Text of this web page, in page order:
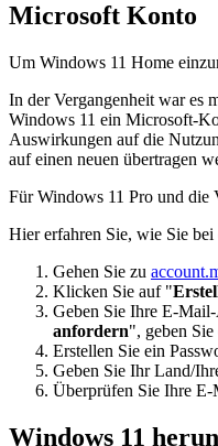
Microsoft Konto
Um Windows 11 Home
In der Vergangenheit war es
Windows 11 ein Microsoft-
Auswirkungen auf die
auf einen neuen übertragen
Für Windows 11 Pro und die
Hier erfahren Sie, wie Sie
Gehen Sie zu
Klicken Sie auf "
Geben Sie Ihre E-
anfordern", geben
Erstellen Sie ein
Geben Sie Ihr Land/
Überprüfen Sie Ihre
Windows 11